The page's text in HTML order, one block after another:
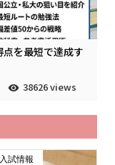
を最短で達成す
38626 views
試情報